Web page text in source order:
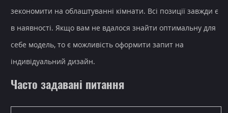
зекономити на облаштуванні кімнати. Всі позиції завжди є
в наявності. Якщо вам не вдалося знайти оптимальну для
себе модель, то є можливість оформити запит на
індивідуальний дизайн.
Часто задавані питання